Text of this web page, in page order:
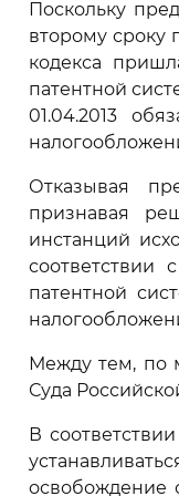
Поскольку
второму сроку
кодекса
патентной
01.04.2013
Отказывая
признавая
инстанций
соответствии
патентной
Между тем, по
Суда
В
освобождение